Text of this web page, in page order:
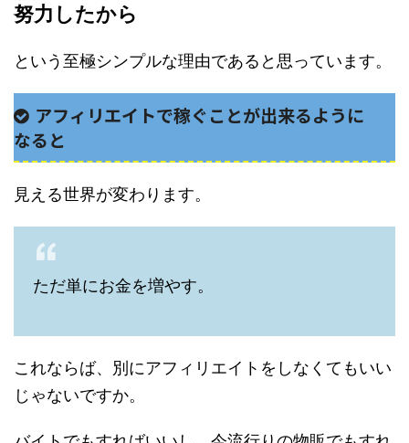
努力したから
という至極シンプルな理由であると思っています。
アフィリエイトで稼ぐことが出来るように
なると
見える世界が変わります。
ただ単にお金を増やす。
これならば、別にアフィリエイトをしなくてもいい
じゃないですか。